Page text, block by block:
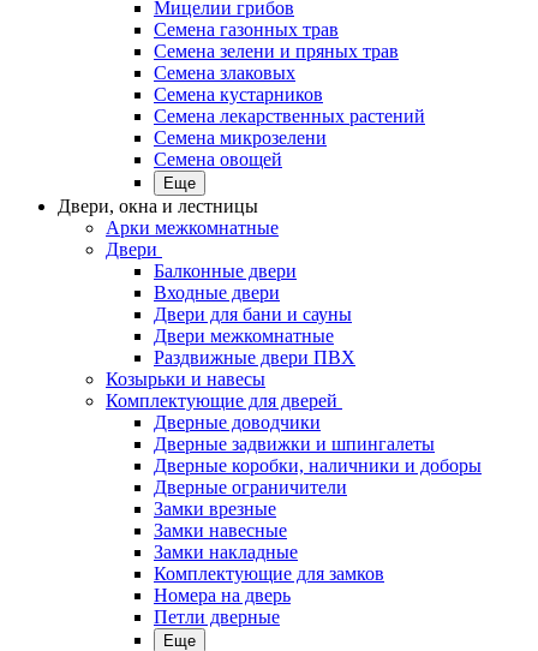
Мицелии грибов
Семена газонных трав
Семена зелени и пряных трав
Семена злаковых
Семена кустарников
Семена лекарственных растений
Семена микрозелени
Семена овощей
Еще
Двери, окна и лестницы
Арки межкомнатные
Двери
Балконные двери
Входные двери
Двери для бани и сауны
Двери межкомнатные
Раздвижные двери ПВХ
Козырьки и навесы
Комплектующие для дверей
Дверные доводчики
Дверные задвижки и шпингалеты
Дверные коробки, наличники и доборы
Дверные ограничители
Замки врезные
Замки навесные
Замки накладные
Комплектующие для замков
Номера на дверь
Петли дверные
Еще